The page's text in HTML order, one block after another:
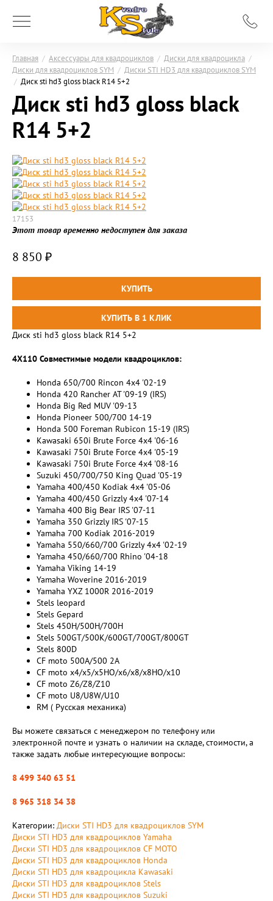
Главная / Аксессуары для квадроциклов / Диски для квадроцикла /
Диски для квадроциклов SYM / Диски STI HD3 для квадроциклов SYM
/ Диск sti hd3 gloss black R14 5+2
Диск sti hd3 gloss black
R14 5+2
17153
Этот товар временно недоступен для заказа
8 850 ₽
Диск sti hd3 gloss black R14 5+2
4X110 Совместимые модели квадроциклов:
Honda 650/700 Rincon 4x4 '02-19
Honda 420 Rancher AT '09-19 (IRS)
Honda Big Red MUV '09-13
Honda Pioneer 500/700 14-19
Honda 500 Foreman Rubicon 15-19 (IRS)
Kawasaki 650i Brute Force 4x4 '06-16
Kawasaki 750i Brute Force 4x4 '05-19
Kawasaki 750i Brute Force 4x4 '08-16
Suzuki 450/700/750 King Quad '05-19
Yamaha 400/450 Kodiak 4x4 '05-06
Yamaha 400/450 Grizzly 4x4 '07-14
Yamaha 400 Big Bear IRS '07-11
Yamaha 350 Grizzly IRS '07-15
Yamaha 700 Kodiak 2016-2019
Yamaha 550/660/700 Grizzly 4x4 '02-19
Yamaha 450/660/700 Rhino '04-18
Yamaha Viking 14-19
Yamaha Woverine 2016-2019
Yamaha YXZ 1000R 2016-2019
Stels leopard
Stels Gepard
Stels 450H/500H/700H
Stels 500GT/500K/600GT/700GT/800GT
Stels 800D
CF moto 500A/500 2A
CF moto x4/x5/x5HO/x6/x8/x8HO/x10
CF moto Z6/Z8/Z10
CF moto U8/U8W/U10
RM ( Русская механика)
Вы можете связаться с менеджером по телефону или
электронной почте и узнать о наличии на складе, стоимости, а
также задать любые интересующие вопросы:
8 499 340 63 51
8 965 318 34 38
Категории: Диски STI HD3 для квадроциклов SYM
Диски STI HD3 для квадроциклов Yamaha
Диски STI HD3 для квадроциклов CF MOTO
Диски STI HD3 для квадроциклов Honda
Диски STI HD3 для квадроцикла Kawasaki
Диски STI HD3 для квадроциклов Stels
Диски STI HD3 для квадроциклов Suzuki